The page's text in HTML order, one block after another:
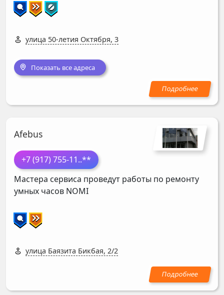
улица 50-летия Октября, 3
Показать все адреса
Afebus
+7 (917) 755-11..**
Мастера сервиса проведут работы по ремонту
умных часов NOMI
улица Баязита Бикбая, 2/2